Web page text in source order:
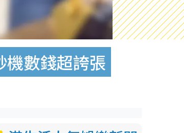
機數錢超誇張